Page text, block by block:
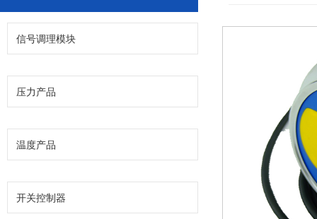
信号调理模块
压力产品
温度产品
开关控制器